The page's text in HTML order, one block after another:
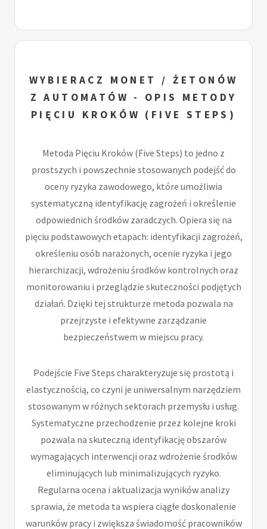
WYBIERACZ MONET / ŻETONÓW
Z AUTOMATÓW - OPIS METODY
PIĘCIU KROKÓW (FIVE STEPS)
Metoda Pięciu Kroków (Five Steps) to jedno z
prostszych i powszechnie stosowanych podejść do
oceny ryzyka zawodowego, które umożliwia
systematyczną identyfikację zagrożeń i określenie
odpowiednich środków zaradczych. Opiera się na
pięciu podstawowych etapach: identyfikacji zagrożeń,
określeniu osób narażonych, ocenie ryzyka i jego
hierarchizacji, wdrożeniu środków kontrolnych oraz
monitorowaniu i przeglądzie skuteczności podjętych
działań. Dzięki tej strukturze metoda pozwala na
przejrzyste i efektywne zarządzanie
bezpieczeństwem w miejscu pracy.
Podejście Five Steps charakteryzuje się prostotą i
elastycznością, co czyni je uniwersalnym narzędziem
stosowanym w różnych sektorach przemysłu i usług.
Systematyczne przechodzenie przez kolejne kroki
pozwala na skuteczną identyfikację obszarów
wymagających interwencji oraz wdrożenie środków
eliminujących lub minimalizujących ryzyko.
Regularna ocena i aktualizacja wyników analizy
sprawia, że metoda ta wspiera ciągłe doskonalenie
warunków pracy i zwiększa świadomość pracowników